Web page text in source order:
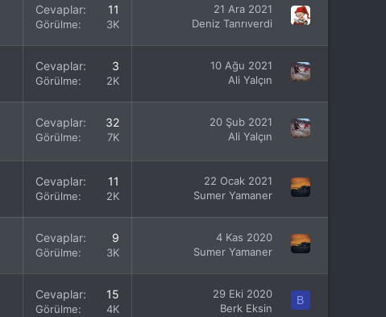
Cevaplar 11
Görülme 3K
21 Ara 2021
Deniz Tanrıverdi
Cevaplar 3
Görülme 2K
10 Ağu 2021
Ali Yalçın
Cevaplar 32
Görülme 7K
20 Şub 2021
Ali Yalçın
Cevaplar 11
Görülme 2K
22 Ocak 2021
Sumer Yamaner
Cevaplar 9
Görülme 3K
4 Kas 2020
Sumer Yamaner
Cevaplar 15
Görülme 4K
29 Eki 2020
Berk Eksin
B